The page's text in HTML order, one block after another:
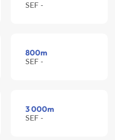
SEF -
800m
SEF -
3 000m
SEF -